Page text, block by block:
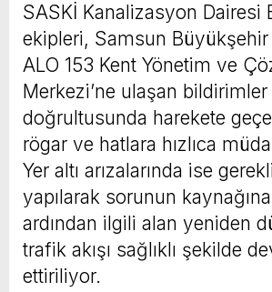
SASKİ Kanalizasyon Dairesi
ekipleri, Samsun
ALO 153 Kent Yönetim ve
Merkezi’ne ulaşan bildirimler
doğrultusunda harekete
rögar ve hatlara hızlıca
Yer altı arızalarında ise
yapılarak sorunun
ardından ilgili alan yeniden
trafik akışı sağlıklı şekilde
ettiriliyor.